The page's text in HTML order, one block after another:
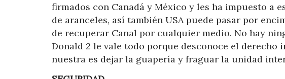
firmados con Canadá y México y les ha impuesto a
de aranceles, así también USA puede pasar por
de recuperar Canal por cualquier medio. No hay
Donald 2 le vale todo porque desconoce el derecho
nuestra es dejar la guapería y fraguar la unidad